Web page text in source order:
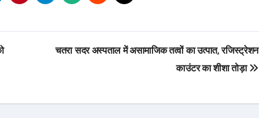
चतरा सदर अस्पताल में असामाजिक तत्वों का उत्पात, रजिस्ट्रेशन
काउंटर का शीशा तोड़ा